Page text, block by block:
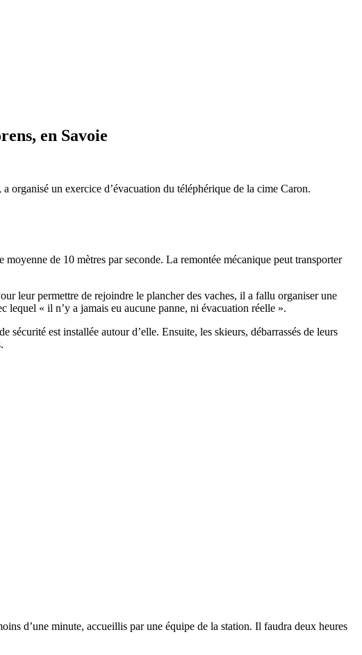
en Savoie
organisé un exercice d’évacuation du téléphérique de la cime Caron.
de 10 mètres par seconde. La remontée mécanique peut transporter
leur permettre de rejoindre le plancher des vaches, il a fallu organiser une
lequel « il n’y a jamais eu aucune panne, ni évacuation réelle ».
est installée autour d’elle. Ensuite, les skieurs, débarrassés de leurs
d’une minute, accueillis par une équipe de la station. Il faudra deux heures